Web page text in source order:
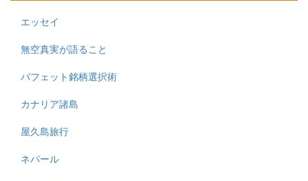
エッセイ
無空真実が語ること
バフェット銘柄選択術
カナリア諸島
屋久島旅行
ネパール